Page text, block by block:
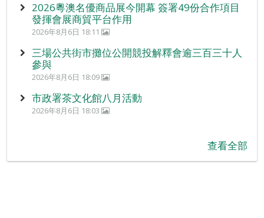
2026粵澳名優商品展今開幕 簽署49份合作項目
發揮會展商貿平台作用
2026年8月6日 18:11
三場公共街市攤位公開競投解釋會逾三百三十人
參與
2026年8月6日 18:09
市政署茶文化館八月活動
2026年8月6日 18:03
查看全部